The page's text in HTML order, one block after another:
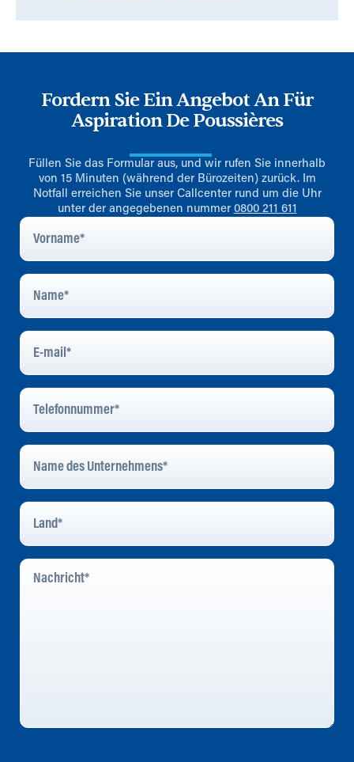
Fordern Sie Ein Angebot An Für
Aspiration De Poussières
Füllen Sie das Formular aus, und wir rufen Sie innerhalb
von 15 Minuten (während der Bürozeiten) zurück. Im
Notfall erreichen Sie unser Callcenter rund um die Uhr
unter der angegebenen nummer 0800 211 611
Vorname
Name
E-
Mail*
Telefonnummer
Name
Des
Unternehmens
Land
Nachricht